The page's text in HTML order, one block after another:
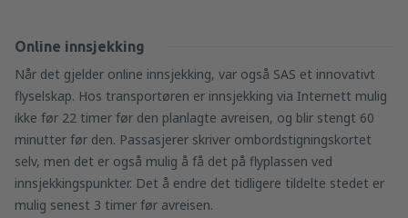
Online innsjekking
Når det gjelder online innsjekking, var også SAS et innovativt
flyselskap. Hos transportøren er innsjekking via Internett mulig
ikke før 22 timer før den planlagte avreisen, og blir stengt 60
minutter før den. Passasjerer skriver ombordstigningskortet
selv, men det er også mulig å få det på flyplassen ved
innsjekkingspunkter. Det å endre det tidligere tildelte stedet er
mulig senest 3 timer før avreisen.